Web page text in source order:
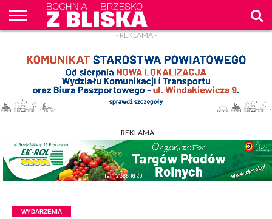
WPROST
REKLAM
- REKLAMA -
- REKLAMA -
WYDARZENIA